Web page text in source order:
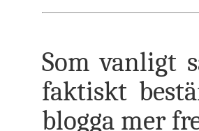
Som vanligt
faktiskt
blogga mer